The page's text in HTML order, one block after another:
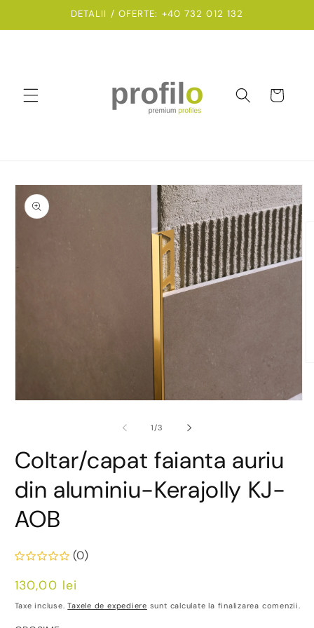
DETALII / OFERTE: +40 732 012 132
Coș
informațiile
despre
produs
o
fereastră
1/din
3
Coltar/capat faianta auriu
din aluminiu-Kerajolly KJ-
AOB
(0)
Preț
obișnuit
130,00 lei
Taxe incluse.Taxele de expediere sunt calculate la finalizarea comenzii.